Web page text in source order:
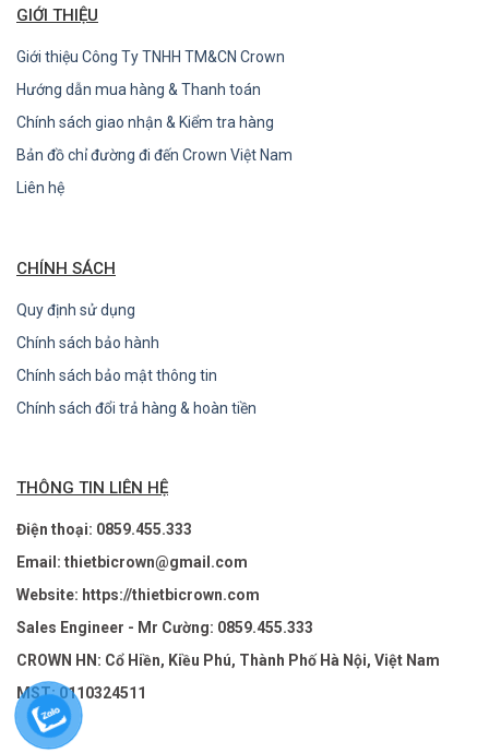
GIỚI THIỆU
Giới thiệu Công Ty TNHH TM&CN Crown
Hướng dẫn mua hàng & Thanh toán
Chính sách giao nhận & Kiểm tra hàng
Bản đồ chỉ đường đi đến Crown Việt Nam
Liên hệ
CHÍNH SÁCH
Quy định sử dụng
Chính sách bảo hành
Chính sách bảo mật thông tin
Chính sách đổi trả hàng & hoàn tiền
THÔNG TIN LIÊN HỆ
Điện thoại: 0859.455.333
Email: thietbicrown@gmail.com
Website: https://thietbicrown.com
Sales Engineer - Mr Cường: 0859.455.333
CROWN HN: Cổ Hiền, Kiều Phú, Thành Phố Hà Nội, Việt Nam
MST: 0110324511